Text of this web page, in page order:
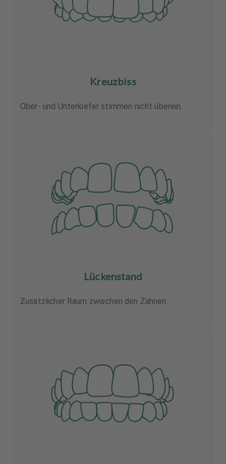
Kreuzbiss
Ober- und Unterkiefer stimmen nicht überein.
Lückenstand
Zusätzlicher Raum zwischen den Zähnen.